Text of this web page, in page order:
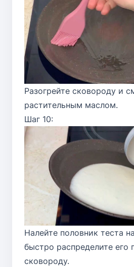
Разогрейте сковороду и
растительным маслом.
Шаг 10:
Налейте половник теста
быстро распределите его
сковороду.